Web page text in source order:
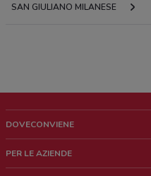
SAN GIULIANO MILANESE
DOVECONVIENE
Chi siamo
PER LE AZIENDE